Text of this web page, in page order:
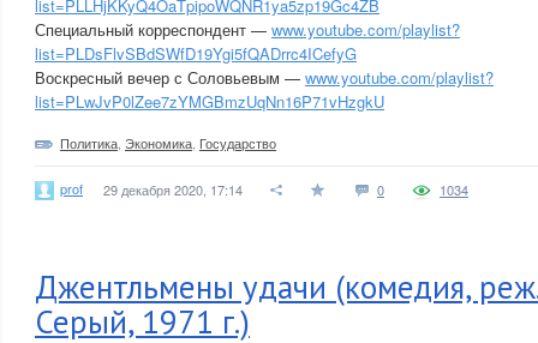
list=PLLHjKKyQ4OaTpipoWQNR1ya5zp19Gc4ZB
Специальный корреспондент — www.youtube.com/playlist?
list=PLDsFlvSBdSWfD19Ygi5fQADrrc4ICefyG
Воскресный вечер с Соловьевым — www.youtube.com/playlist?
list=PLwJvP0lZee7zYMGBmzUqNn16P71vHzgkU
Политика Экономика Государство
prof 29 декабря 2020, 17:14 0 1034
Джентльмены удачи (комедия,
Серый, 1971 г.)